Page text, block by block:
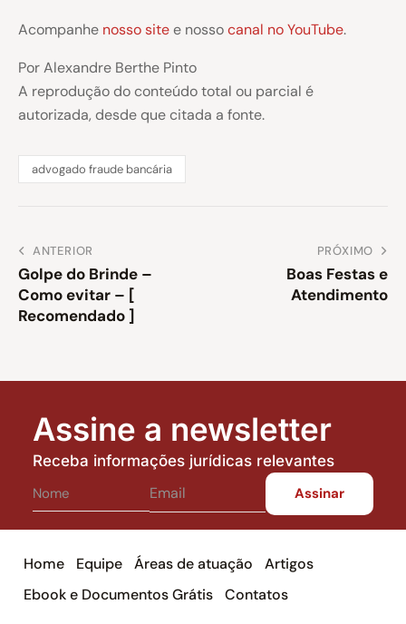
Acompanhe nosso sitee nossocanal no YouTube.
Por Alexandre Berthe Pinto
A reprodução do conteúdo total ou parcial é
autorizada, desde que citada a fonte.
advogado fraude bancária
ANTERIOR
Golpe do Brinde –
Como evitar – [
Recomendado ]
PRÓXIMO
Boas Festas e
Atendimento
Assine a newsletter
Receba informações jurídicas relevantes
Home Equipe Áreas de atuação
Artigos
Ebook e Documentos Grátis
Contatos